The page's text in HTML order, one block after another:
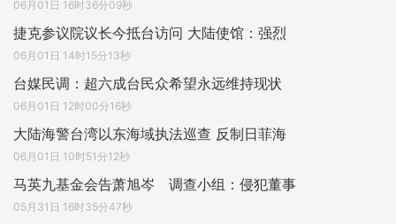
06月01日 16时36分09秒
捷克参议院议长今抵台访问 大陆使馆：强烈
06月01日 14时15分13秒
台媒民调：超六成台民众希望永远维持现状
06月01日 12时00分16秒
大陆海警台湾以东海域执法巡查 反制日菲海
06月01日 10时51分12秒
马英九基金会告萧旭岑 调查小组：侵犯董事
05月31日 16时35分47秒